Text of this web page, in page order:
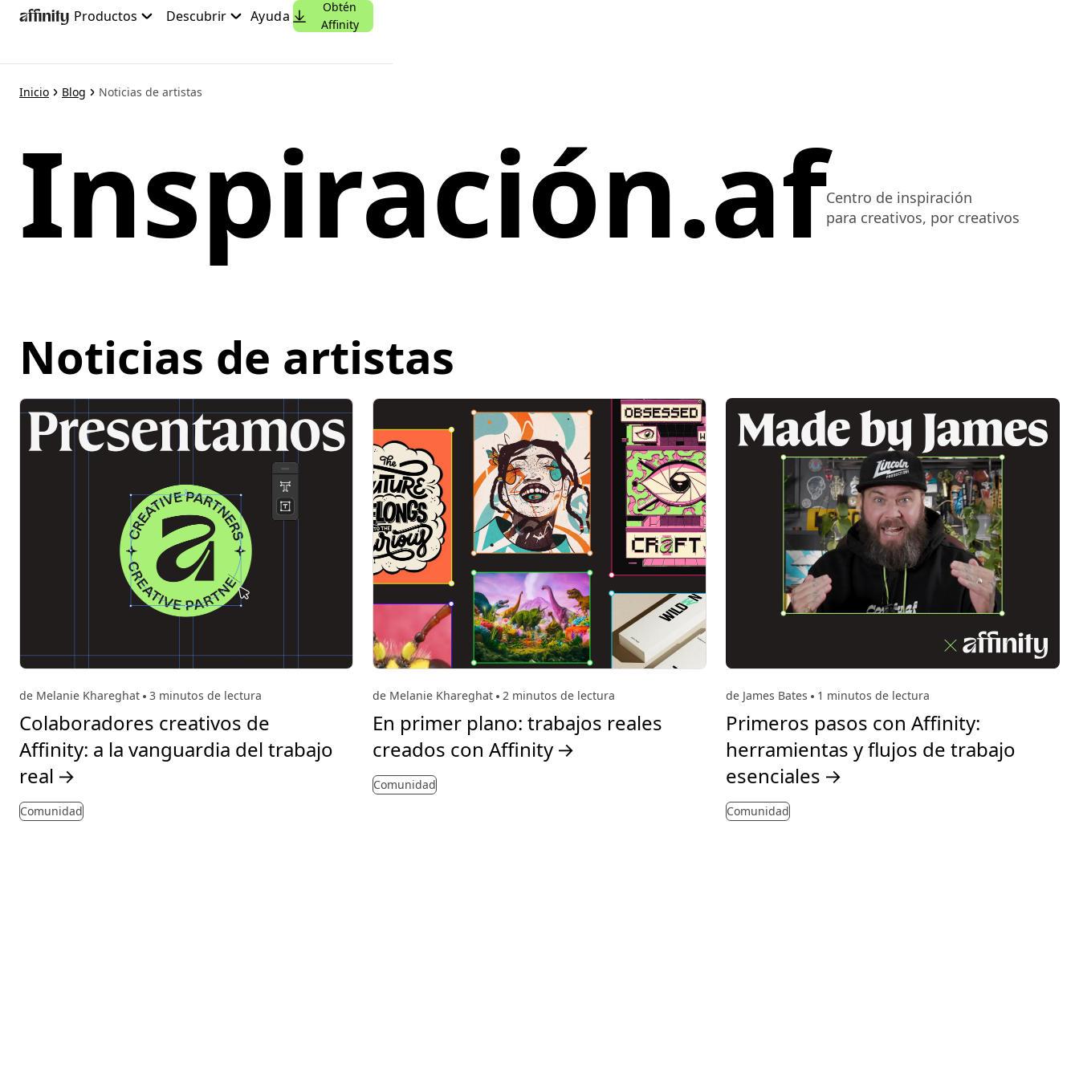
principal
Productos Descubrir Ayuda
Obtén
Affinity
Inicio Blog Noticias de artistas
Inspiración.afCentro de inspiración
para creativos, por creativos
Noticias de artistas
de Melanie Khareghat 3 minutos de lectura
Colaboradores creativos de
Affinity: a la vanguardia del trabajo
real →
Comunidad
de Melanie Khareghat 2 minutos de lectura
En primer plano: trabajos reales
creados con Affinity →
Comunidad
de James Bates 1 minutos de lectura
Primeros pasos con Affinity:
herramientas y flujos de trabajo
esenciales →
Comunidad